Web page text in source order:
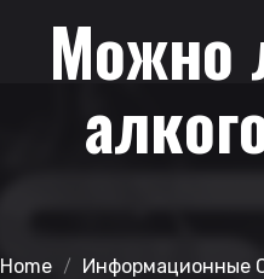
Можно
Home Информационные